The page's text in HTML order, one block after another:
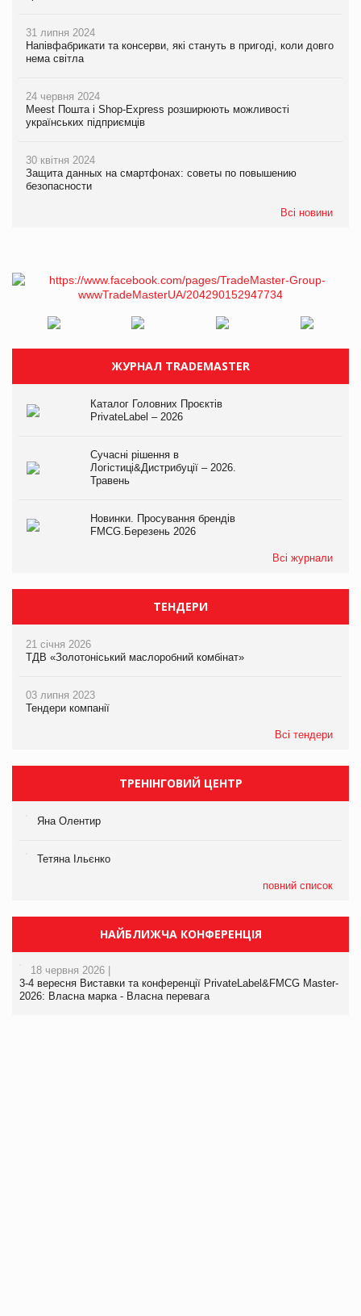
31 липня 2024
Напівфабрикати та консерви, які стануть в пригоді, коли довго
нема світла
24 червня 2024
Meest Пошта і Shop-Express розширюють можливості
українських підприємців
30 квітня 2024
Защита данных на смартфонах: советы по повышению
безопасности
Всі новини
ЖУРНАЛ TRADEMASTER
Каталог Головних Проєктів
PrivateLabel – 2026
Сучасні рішення в
Логістиці&Дистрибуції – 2026.
Травень
Новинки. Просування брендів
FMCG.Березень 2026
Всі журнали
ТЕНДЕРИ
21 січня 2026
ТДВ «Золотоніський маслоробний комбінат»
03 липня 2023
Тендери компанії
Всі тендери
ТРЕНІНГОВИЙ ЦЕНТР
Яна Олентир
Тетяна Ільєнко
повний список
НАЙБЛИЖЧА КОНФЕРЕНЦІЯ
18 червня 2026 |
3-4 вересня Виставки та конференції PrivateLabel&FMCG Master-
2026: Власна марка - Власна перевага